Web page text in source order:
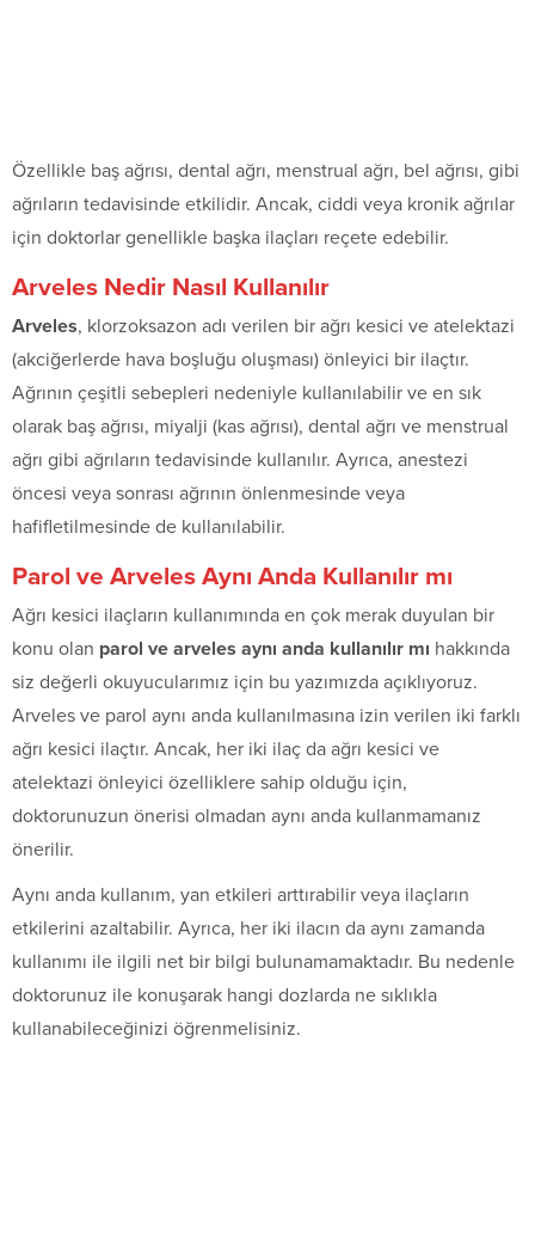
Özellikle baş ağrısı, dental ağrı, menstrual ağrı, bel ağrısı, gibi
ağrıların tedavisinde etkilidir. Ancak, ciddi veya kronik ağrılar
için doktorlar genellikle başka ilaçları reçete edebilir.
Arveles Nedir Nasıl Kullanılır
Arveles, klorzoksazon adı verilen bir ağrı kesici ve atelektazi
(akciğerlerde hava boşluğu oluşması) önleyici bir ilaçtır.
Ağrının çeşitli sebepleri nedeniyle kullanılabilir ve en sık
olarak baş ağrısı, miyalji (kas ağrısı), dental ağrı ve menstrual
ağrı gibi ağrıların tedavisinde kullanılır. Ayrıca, anestezi
öncesi veya sonrası ağrının önlenmesinde veya
hafifletilmesinde de kullanılabilir.
Parol ve Arveles Aynı Anda Kullanılır mı
Ağrı kesici ilaçların kullanımında en çok merak duyulan bir
konu olan parol ve arveles aynı anda kullanılır mı hakkında
siz değerli okuyucularımız için bu yazımızda açıklıyoruz.
Arveles ve parol aynı anda kullanılmasına izin verilen iki farklı
ağrı kesici ilaçtır. Ancak, her iki ilaç da ağrı kesici ve
atelektazi önleyici özelliklere sahip olduğu için,
doktorunuzun önerisi olmadan aynı anda kullanmamanız
önerilir.
Aynı anda kullanım, yan etkileri arttırabilir veya ilaçların
etkilerini azaltabilir. Ayrıca, her iki ilacın da aynı zamanda
kullanımı ile ilgili net bir bilgi bulunamamaktadır. Bu nedenle
doktorunuz ile konuşarak hangi dozlarda ne sıklıkla
kullanabileceğinizi öğrenmelisiniz.